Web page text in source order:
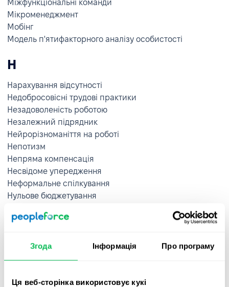
Згода Інформація Про програму
Ця веб-сторінка використовує кукі
Міжфункціональні команди
Мікроменеджмент
Мобінг
Модель п'ятифакторного аналізу особистості
Н
Нарахування відсутності
Недобросовісні трудові практики
Незадоволеність роботою
Незалежний підрядник
Нейрорізноманіття на роботі
Непотизм
Непряма компенсація
Несвідоме упередження
Неформальне спілкування
Нульове бюджетування
О
Облік відсутностей
Оплата праці на основі професійних навичок